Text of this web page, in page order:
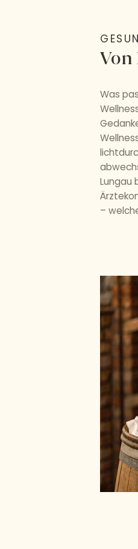
Von
Was
Lungau
–